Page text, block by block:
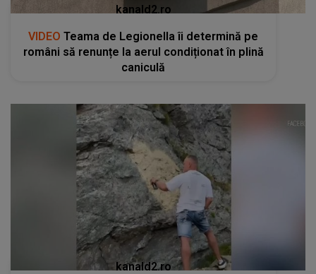
kanald2.ro
VIDEO Teama de Legionella îi determină pe
români să renunțe la aerul condiționat în plină
caniculă
kanald2.ro